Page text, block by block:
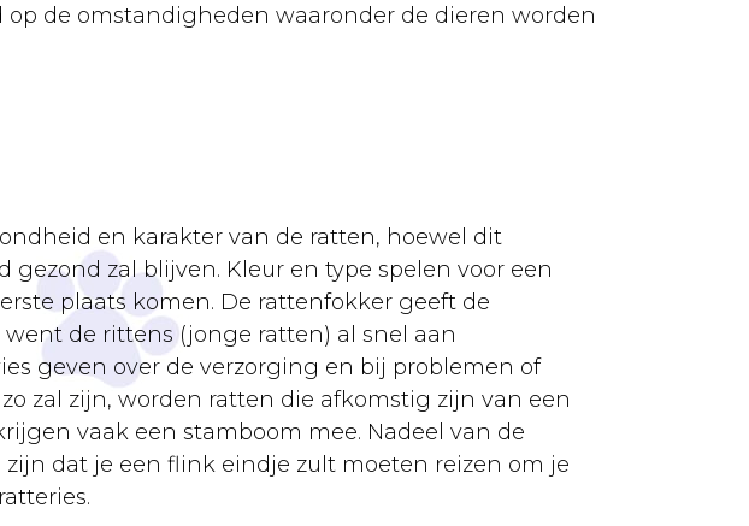
de omstandigheden waaronder de dieren worden
en karakter van de ratten, hoewel dit
zal blijven. Kleur en type spelen voor een
plaats komen. De rattenfokker geeft de
de rittens (jonge ratten) al snel aan
geven over de verzorging en bij problemen of
zal zijn, worden ratten die afkomstig zijn van een
vaak een stamboom mee. Nadeel van de
dat je een flink eindje zult moeten reizen om je